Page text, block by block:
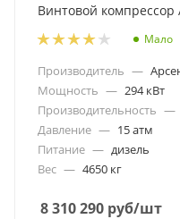
Винтовой
Мало
Производитель —
Мощность — 294 кВт
Производительность —
Давление — 15 атм
Питание — дизель
Вес — 4650 кг
8 310 290 руб/шт